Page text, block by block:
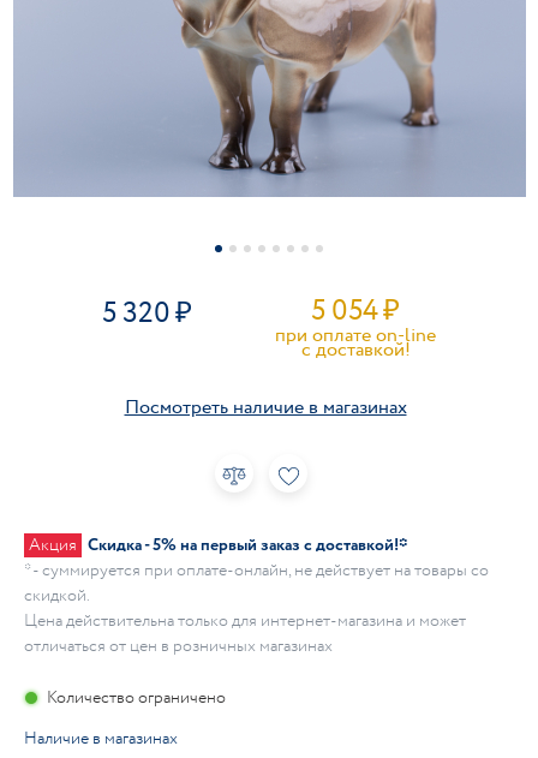
5 320 5 054₽
при оплате on-line
c доставкой!
Посмотреть наличие в магазинах
Акция Скидка - 5% на первый заказ с доставкой!*
* - суммируется при оплате-онлайн, не действует на товары со
скидкой.
Цена действительна только для интернет-магазина и может
отличаться от цен в розничных магазинах
Количество ограничено
Наличие в магазинах